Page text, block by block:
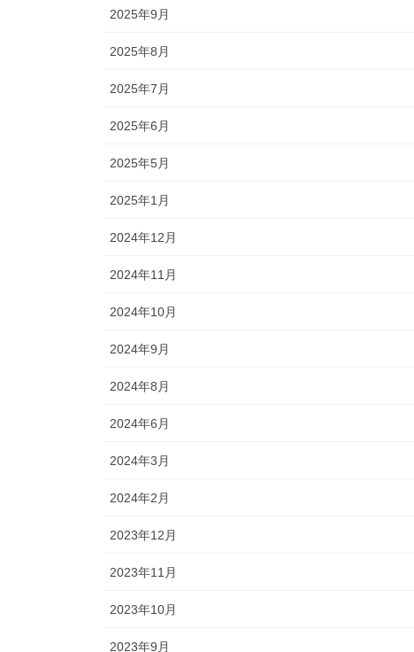
2025年9月
2025年8月
2025年7月
2025年6月
2025年5月
2025年1月
2024年12月
2024年11月
2024年10月
2024年9月
2024年8月
2024年6月
2024年3月
2024年2月
2023年12月
2023年11月
2023年10月
2023年9月